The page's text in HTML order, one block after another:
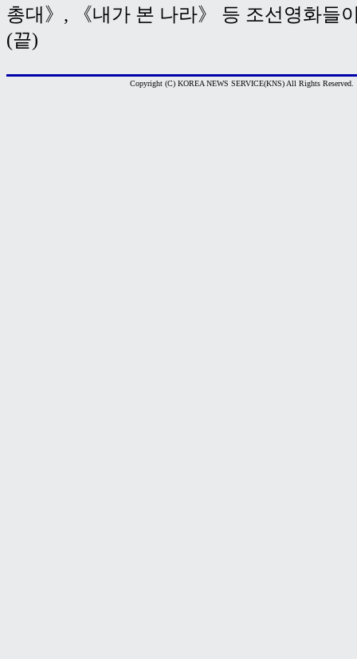
총대》, 《내가 본 나라》 등 조선영화들
(끝)
Copyright (C) KOREA NEWS SERVICE(KNS) All Rights Reserved.